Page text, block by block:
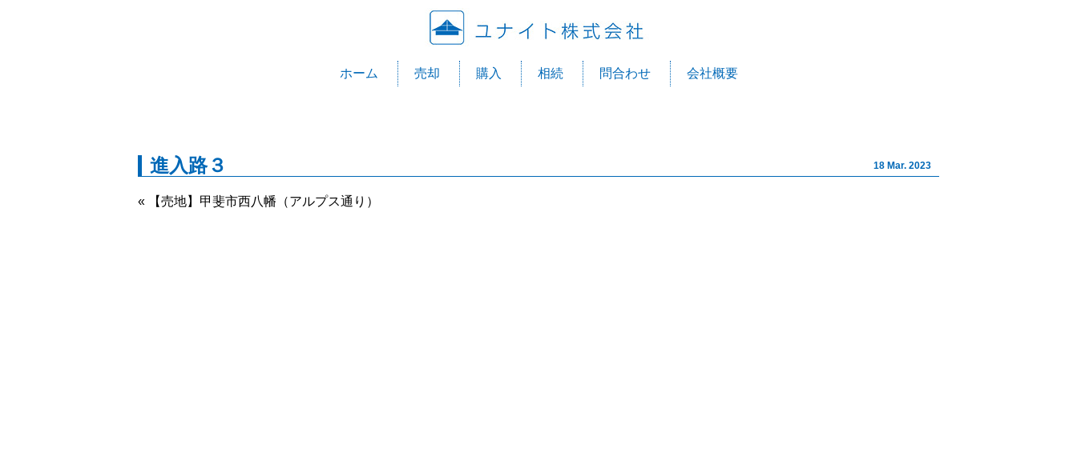
ホーム 売却 購入 相続 問合わせ 会社概要
進入路３ 18 Mar. 2023
« 【売地】甲斐市西八幡（アルプス通り）